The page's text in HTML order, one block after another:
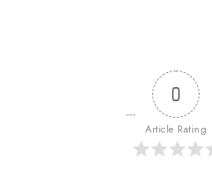
0
Article Rating